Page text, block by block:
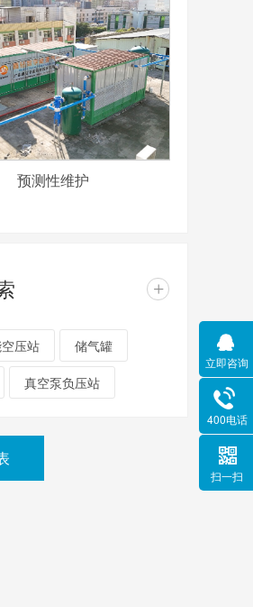
预测性维护
+
压站 储气罐
真空泵负压站
立即咨询
400电话
扫一扫